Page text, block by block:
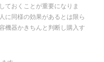
ておくことが重要になりま
に同様の効果があるとは限ら
機器かきちんと判断し購入す